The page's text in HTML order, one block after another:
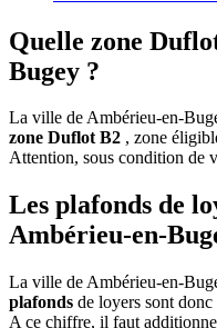
Quelle zone
Bugey ?
La ville de Ambérieu-en-
zone Duflot B2 , zone
Attention, sous condition de
Les plafonds de
Ambérieu-en-
La ville de Ambérieu-en-
plafonds de loyers sont donc
A ce chiffre, il faut